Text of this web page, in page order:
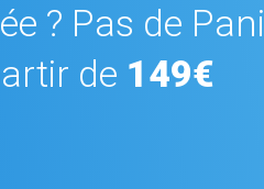
? Pas de
de 149€